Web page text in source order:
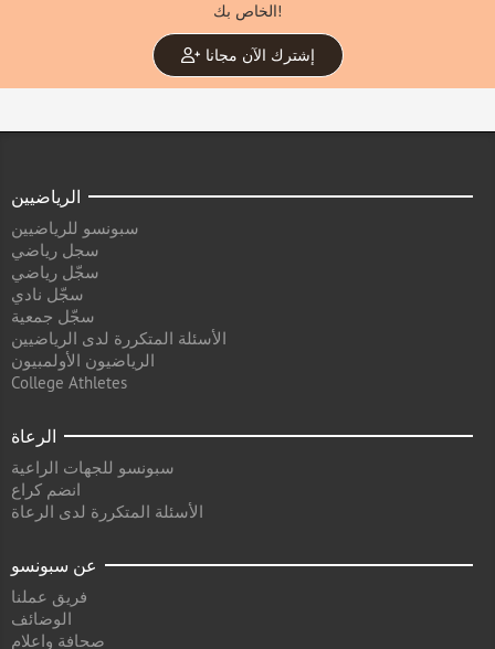
الخاص بك!
إشترك الآن مجانا
الرياضيين
سبونسو للرياضيين
سجل رياضي
سجّل رياضي
سجّل نادي
سجّل جمعية
الأسئلة المتكررة لدى الرياضيين
الرياضيون الأولمبيون
College Athletes
الرعاة
سبونسو للجهات الراعية
انضم كراع
الأسئلة المتكررة لدى الرعاة
عن سبونسو
فريق عملنا
الوضائف
صحافة واعلام